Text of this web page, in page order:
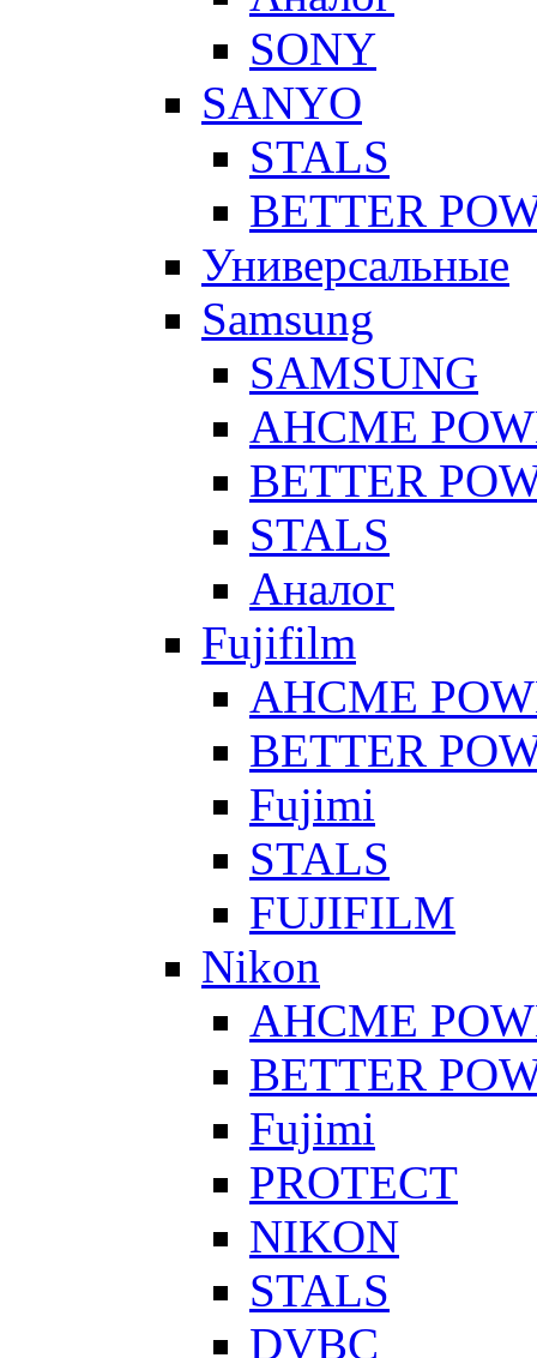
SONY
SANYO
STALS
BETTER
Универсальные
Samsung
SAMSUNG
AHCME
BETTER
STALS
Аналог
Fujifilm
AHCME
BETTER
Fujimi
STALS
FUJIFILM
Nikon
AHCME
BETTER
Fujimi
PROTECT
NIKON
STALS
DVBC